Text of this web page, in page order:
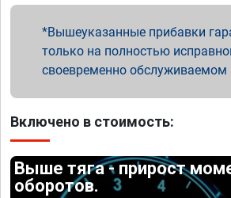
Вышеуказанные прибавки
только на полностью
своевременно обслуживаемом
Включено в стоимость:
Выше тяга - прирост
оборотов.